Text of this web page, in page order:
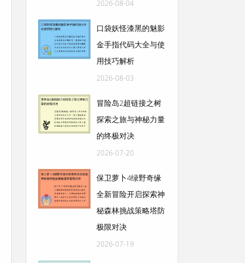
2026-08-04
口袋妖怪漆黑的魅影
金手指代码大全与使
用技巧解析
2026-08-03
冒险岛2超链接之树
探索之旅与神秘力量
的终极对决
2026-07-20
保卫萝卜4绿野奇缘
全新冒险开启探索神
秘森林挑战策略塔防
极限对决
2026-07-19